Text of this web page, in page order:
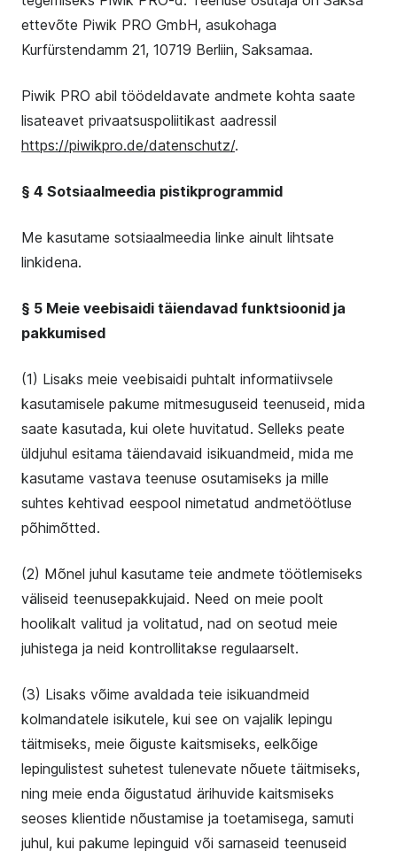
ettevõte Piwik PRO GmbH, asukohaga
Kurfürstendamm 21, 10719 Berliin, Saksamaa.
Piwik PRO abil töödeldavate andmete kohta saate
lisateavet privaatsuspoliitikast aadressil
https://piwikpro.de/datenschutz/.
§ 4 Sotsiaalmeedia pistikprogrammid
Me kasutame sotsiaalmeedia linke ainult lihtsate
linkidena.
§ 5 Meie veebisaidi täiendavad funktsioonid ja
pakkumised
(1) Lisaks meie veebisaidi puhtalt informatiivsele
kasutamisele pakume mitmesuguseid teenuseid, mida
saate kasutada, kui olete huvitatud. Selleks peate
üldjuhul esitama täiendavaid isikuandmeid, mida me
kasutame vastava teenuse osutamiseks ja mille
suhtes kehtivad eespool nimetatud andmetöötluse
põhimõtted.
(2) Mõnel juhul kasutame teie andmete töötlemiseks
väliseid teenusepakkujaid. Need on meie poolt
hoolikalt valitud ja volitatud, nad on seotud meie
juhistega ja neid kontrollitakse regulaarselt.
(3) Lisaks võime avaldada teie isikuandmeid
kolmandatele isikutele, kui see on vajalik lepingu
täitmiseks, meie õiguste kaitsmiseks, eelkõige
lepingulistest suhetest tulenevate nõuete täitmiseks,
ning meie enda õigustatud ärihuvide kaitsmiseks
seoses klientide nõustamise ja toetamisega, samuti
juhul, kui pakume lepinguid või sarnaseid teenuseid